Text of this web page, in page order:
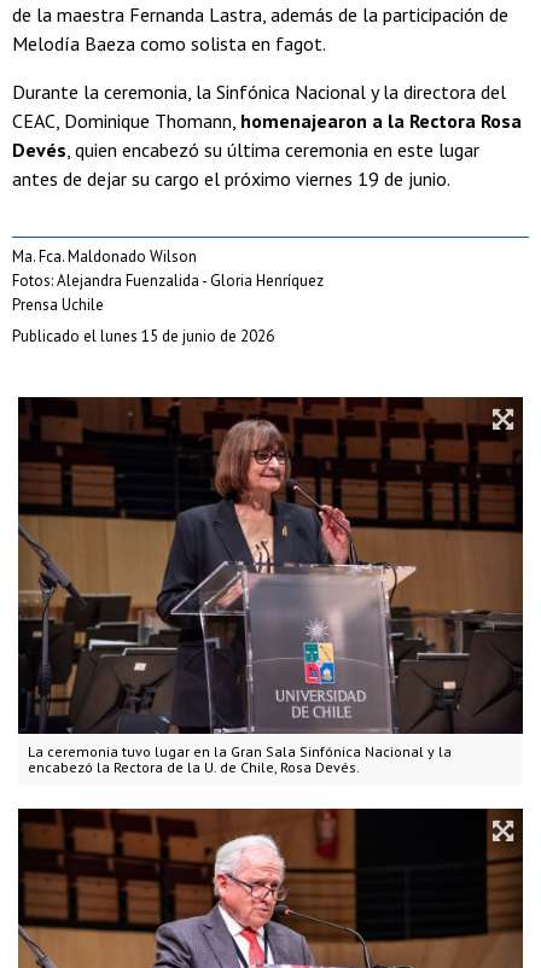
La ceremonia tuvo lugar en la Gran Sala Sinfónica Nacional y la
encabezó la Rectora de la U. de Chile, Rosa Devés.
de la maestra Fernanda Lastra, además de la participación de
Melodía Baeza como solista en fagot.
Durante la ceremonia, la Sinfónica Nacional y la directora del
CEAC, Dominique Thomann, homenajearon a la Rectora Rosa
Devés, quien encabezó su última ceremonia en este lugar
antes de dejar su cargo el próximo viernes 19 de junio.
Ma. Fca. Maldonado Wilson
Fotos: Alejandra Fuenzalida - Gloria Henríquez
Prensa Uchile
Publicado el lunes 15 de junio de 2026